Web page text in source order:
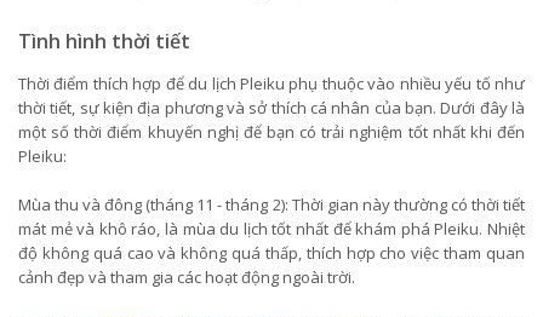
Tình hình thời tiết
Thời điểm thích hợp để du lịch Pleiku phụ thuộc vào nhiều yếu tố như
thời tiết, sự kiện địa phương và sở thích cá nhân của bạn. Dưới đây là
một số thời điểm khuyến nghị để bạn có trải nghiệm tốt nhất khi đến
Pleiku:
Mùa thu và đông (tháng 11 - tháng 2): Thời gian này thường có thời tiết
mát mẻ và khô ráo, là mùa du lịch tốt nhất để khám phá Pleiku. Nhiệt
độ không quá cao và không quá thấp, thích hợp cho việc tham quan
cảnh đẹp và tham gia các hoạt động ngoài trời.